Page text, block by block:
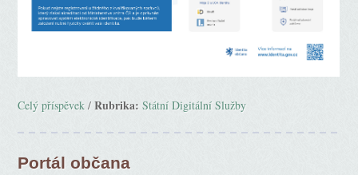
Celý příspěvek /Rubrika: Státní Digitální Služby
Portál občana